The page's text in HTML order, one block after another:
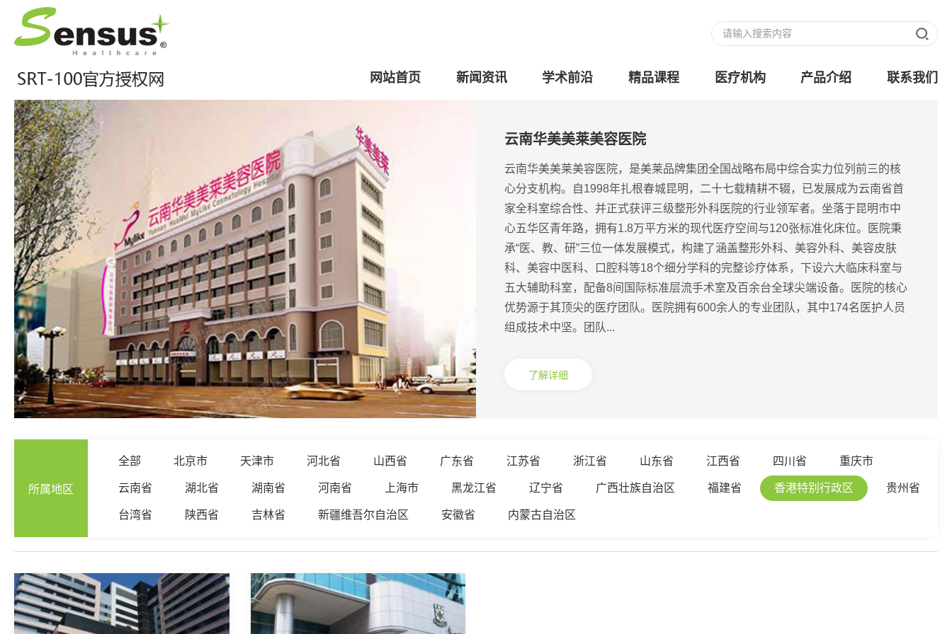
网站首页 新闻资讯 学术前沿 精品课程 医疗机构 产品介绍 联系我们
云南华美美莱美容医院
云南华美美莱美容医院，是美莱品牌集团全国战略布局中综合实力位列前三的核
心分支机构。自1998年扎根春城昆明，二十七载精耕不辍，已发展成为云南省首
家全科室综合性、并正式获评三级整形外科医院的行业领军者。坐落于昆明市中
心五华区青年路，拥有1.8万平方米的现代医疗空间与120张标准化床位。医院秉
承“医、教、研”三位一体发展模式，构建了涵盖整形外科、美容外科、美容皮肤
科、美容中医科、口腔科等18个细分学科的完整诊疗体系，下设六大临床科室与
五大辅助科室，配备8间国际标准层流手术室及百余台全球尖端设备。医院的核心
优势源于其顶尖的医疗团队。医院拥有600余人的专业团队，其中174名医护人员
组成技术中坚。团队...
了解详细
所属地区
全部 北京市 天津市 河北省 山西省 广东省 江苏省 浙江省 山东省 江西省 四川省 重庆市
云南省 湖北省 湖南省 河南省 上海市 黑龙江省 辽宁省 广西壮族自治区 福建省 香港特别行政区 贵州省
台湾省 陕西省 吉林省 新疆维吾尔自治区 安徽省 内蒙古自治区